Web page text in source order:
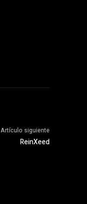
Artículo siguiente
ReinXeed